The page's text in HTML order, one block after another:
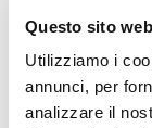
Questo sito
Utilizziamo i
annunci, per
analizzare il